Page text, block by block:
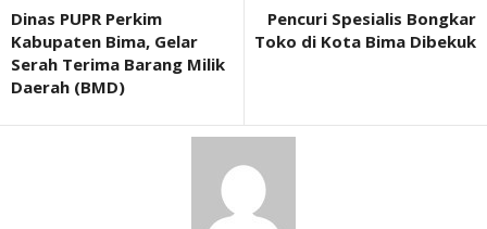
Dinas PUPR Perkim
Kabupaten Bima, Gelar
Serah Terima Barang Milik
Daerah (BMD)
Pencuri Spesialis Bongkar
Toko di Kota Bima Dibekuk